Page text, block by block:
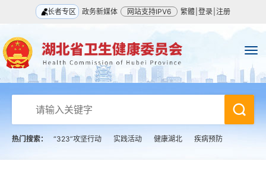
长者专区 政务新媒体 网站支持IPV6 繁體 登录 注册
热门搜索： “323”攻坚行动 实践活动 健康湖北 疾病预防